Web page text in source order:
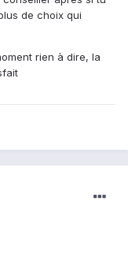
de choix qui
rien à dire, la